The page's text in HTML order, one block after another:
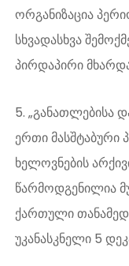
ორგანიზაცია
სხვადასხვა
პირდაპირი
5. „განათლებისა
ერთი მასშტაბური
ხელოვნების
წარმოდგენილია
ქართული
უკანასკნელი 5